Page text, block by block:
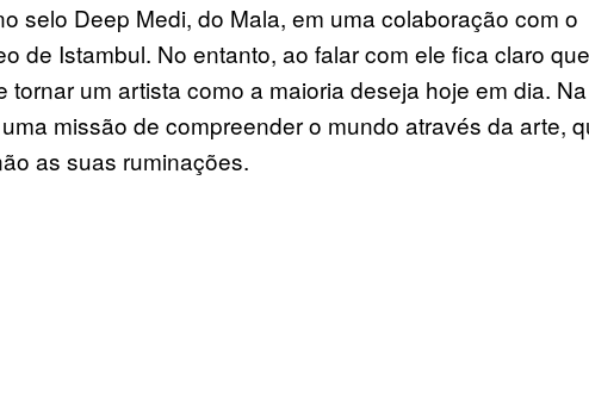
selo Deep Medi, do Mala, em uma colaboração com o
de Istambul. No entanto, ao falar com ele fica claro
um artista como a maioria deseja hoje em dia.
missão de compreender o mundo através da arte,
as suas ruminações.